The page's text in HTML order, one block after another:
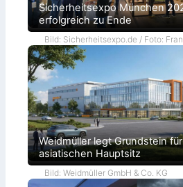
Sicherheitsexpo München
erfolgreich zu Ende
Bild: Sicherheitsexpo.de / Foto:
Weidmüller legt Grundstein
asiatischen Hauptsitz
Bild: Weidmüller GmbH & Co. KG